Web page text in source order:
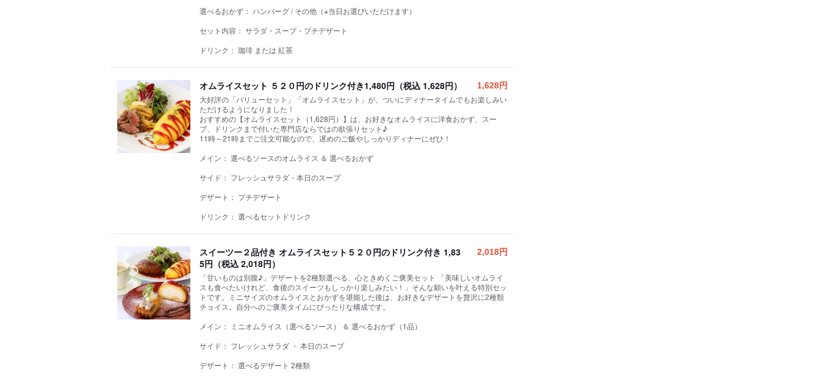
選べるおかず： ハンバーグ / その他（※当日お選びいただけます）
セット内容： サラダ・スープ・プチデザート
ドリンク： 珈琲 または 紅茶
オムライスセット ５２０円のドリンク付き1,480円（税込 1,628円） 1,628円
大好評の「バリューセット」「オムライスセット」が、ついにディナータイムでもお楽しみい
ただけるようになりました！
おすすめの【オムライスセット（1,628円）】は、お好きなオムライスに洋食おかず、スー
プ、ドリンクまで付いた専門店ならではの欲張りセット♪
11時～21時までご注文可能なので、遅めのご飯やしっかりディナーにぜひ！
メイン： 選べるソースのオムライス ＆ 選べるおかず
サイド： フレッシュサラダ・本日のスープ
デザート： プチデザート
ドリンク： 選べるセットドリンク
スイーツー２品付き オムライスセット５２０円のドリンク付き 1,83
5円（税込 2,018円）
2,018円
「甘いものは別腹♪」デザートを2種類選べる、心ときめくご褒美セット 「美味しいオムライ
スも食べたいけれど、食後のスイーツもしっかり楽しみたい！」そんな願いを叶える特別セッ
トです。ミニサイズのオムライスとおかずを堪能した後は、お好きなデザートを贅沢に2種類
チョイス。自分へのご褒美タイムにぴったりな構成です。
メイン： ミニオムライス（選べるソース） ＆ 選べるおかず（1品）
サイド： フレッシュサラダ ・ 本日のスープ
デザート： 選べるデザート 2種類